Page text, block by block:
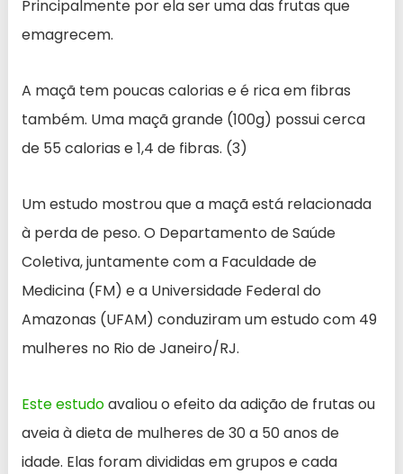
Principalmente por ela ser uma das frutas que
emagrecem.
A maçã tem poucas calorias e é rica em fibras
também. Uma maçã grande (100g) possui cerca
de 55 calorias e 1,4 de fibras. (3)
Um estudo mostrou que a maçã está relacionada
à perda de peso. O Departamento de Saúde
Coletiva, juntamente com a Faculdade de
Medicina (FM) e a Universidade Federal do
Amazonas (UFAM) conduziram um estudo com 49
mulheres no Rio de Janeiro/RJ.
Este estudoavaliou o efeito da adição de frutas ou
aveia à dieta de mulheres de 30 a 50 anos de
idade. Elas foram divididas em grupos e cada